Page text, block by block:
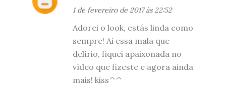
1 de fevereiro de 2017 às 22:52
Adorei o look, estás linda como
sempre! Ai essa mala que
delírio, fiquei apaixonada no
vídeo que fizeste e agora ainda
mais! kiss^^